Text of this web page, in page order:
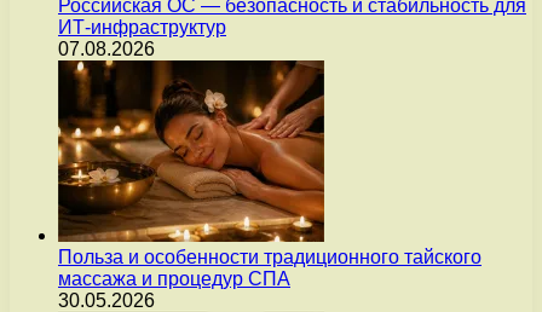
Российская ОС — безопасность и стабильность для
ИТ-инфраструктур
07.08.2026
Польза и особенности традиционного тайского
массажа и процедур СПА
30.05.2026